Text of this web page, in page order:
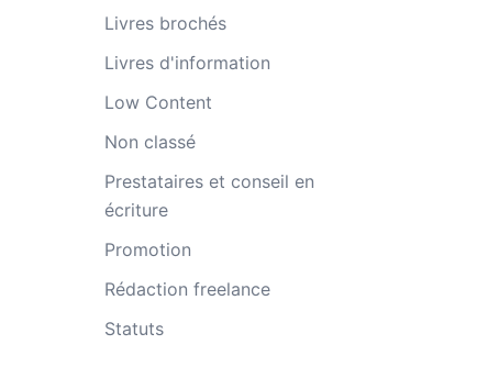
Livres brochés
Livres d'information
Low Content
Non classé
Prestataires et conseil en
écriture
Promotion
Rédaction freelance
Statuts